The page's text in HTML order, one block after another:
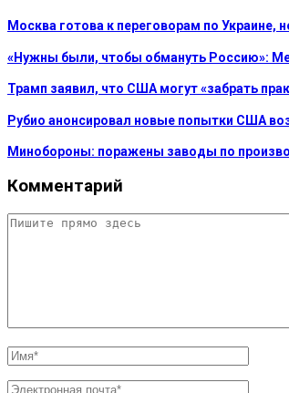
Москва готова к переговорам по Украине,
«Нужны были, чтобы обмануть Россию»:
Трамп заявил, что США могут «забрать
Рубио анонсировал новые попытки США
Минобороны: поражены заводы по
Комментарий